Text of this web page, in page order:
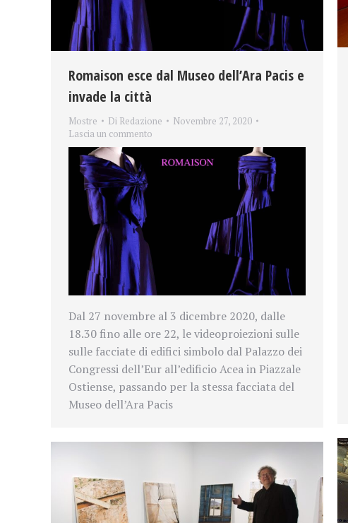
Romaison esce dal Museo dell’Ara Pacis e
invade la città
Mostre Di Redazione
Novembre 27, 2020
Lascia un commento
Dal 27 novembre al 3 dicembre 2020, dalle
18.30 fino alle ore 22, le videoproiezioni sulle
sulle facciate di edifici simbolo dal Palazzo dei
Congressi dell’Eur all’edificio Acea in Piazzale
Ostiense, passando per la stessa facciata del
Museo dell’Ara Pacis